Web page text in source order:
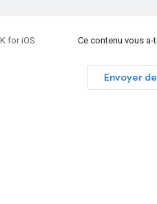
for iOS Ce contenu vous a-
Envoyer